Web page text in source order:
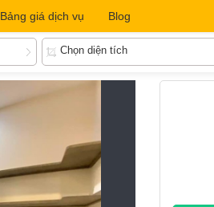
Bảng giá dịch vụ Blog
Chọn diện tích